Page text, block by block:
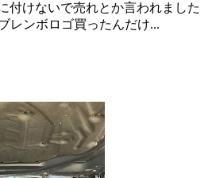
付けないで売れとか言われました
レンボロゴ買ったんだけ...